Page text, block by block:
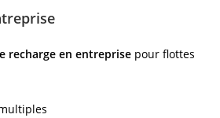
recharge en entreprise pour flottes